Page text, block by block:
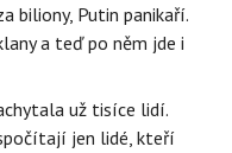
biliony, Putin panikaří.
a teď po něm jde i
už tisíce lidí.
jen lidé, kteří